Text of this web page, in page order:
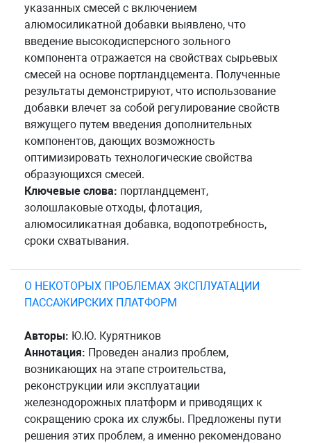
указанных смесей с включением
алюмосиликатной добавки выявлено, что
введение высокодисперсного зольного
компонента отражается на свойствах сырьевых
смесей на основе портландцемента. Полученные
результаты демонстрируют, что использование
добавки влечет за собой регулирование свойств
вяжущего путем введения дополнительных
компонентов, дающих возможность
оптимизировать технологические свойства
образующихся смесей.
Ключевые слова: портландцемент,
золошлаковые отходы, флотация,
алюмосиликатная добавка, водопотребность,
сроки схватывания.
О НЕКОТОРЫХ ПРОБЛЕМАХ ЭКСПЛУАТАЦИИ
ПАССАЖИРСКИХ ПЛАТФОРМ
Авторы: Ю.Ю. Курятников
Аннотация: Проведен анализ проблем,
возникающих на этапе строительства,
реконструкции или эксплуатации
железнодорожных платформ и приводящих к
сокращению срока их службы. Предложены пути
решения этих проблем, а именно рекомендовано